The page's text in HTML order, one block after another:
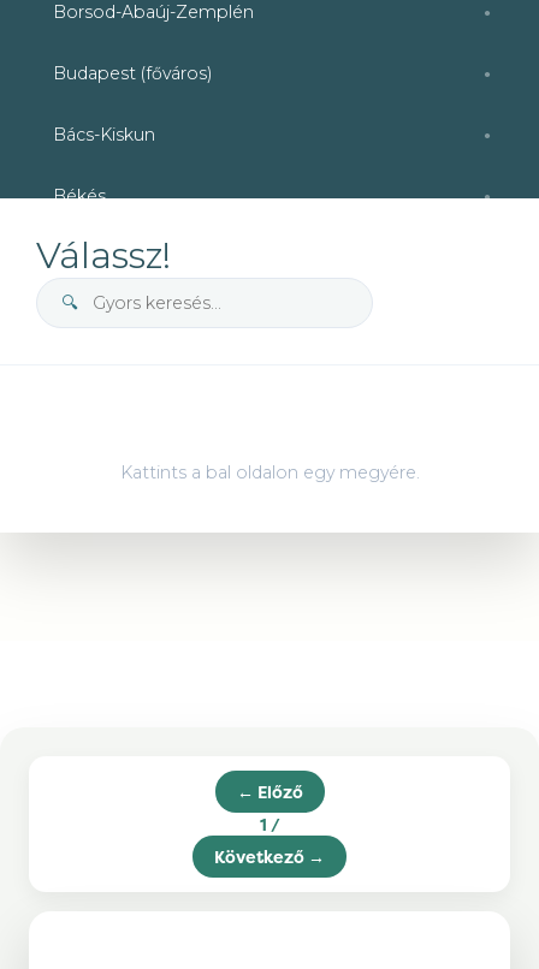
Borsod-Abaúj-Zemplén ●
Budapest (főváros) ●
Bács-Kiskun ●
Békés ●
Fejér
Hajdú-Bihar
Győr-Moson-Sopron
Válassz!
🔍
Kattints a bal oldalon egy megyére.
← Előző
1 /
Következő →